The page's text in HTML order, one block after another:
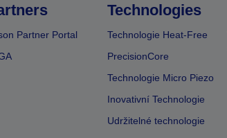
Partner Portal
Technologies
Technologie Heat-Free
PrecisionCore
Technologie Micro Piezo
Inovativní Technologie
Udržitelné technologie